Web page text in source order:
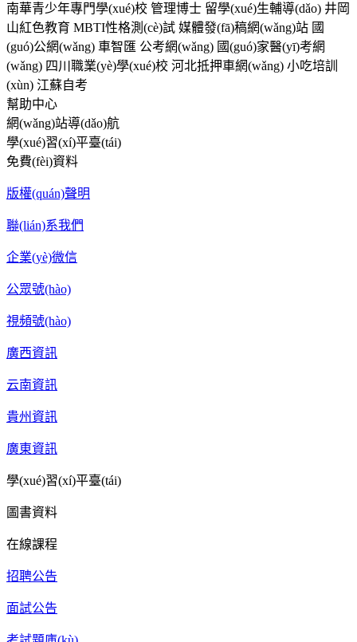
南華青少年專門學(xué)校 管理博士 留學(xué)生輔導(dǎo) 井岡
山紅色教育 MBTI性格測(cè)試 媒體發(fā)稿網(wǎng)站 國
(guó)公網(wǎng) 車智匯 公考網(wǎng) 國(guó)家醫(yī)考網
(wǎng) 四川職業(yè)學(xué)校 河北抵押車網(wǎng) 小吃培訓
(xùn) 江蘇自考
幫助中心
網(wǎng)站導(dǎo)航
學(xué)習(xí)平臺(tái)
免費(fèi)資料
版權(quán)聲明
聯(lián)系我們
企業(yè)微信
公眾號(hào)
視頻號(hào)
廣西資訊
云南資訊
貴州資訊
廣東資訊
學(xué)習(xí)平臺(tái)
圖書資料
在線課程
招聘公告
面試公告